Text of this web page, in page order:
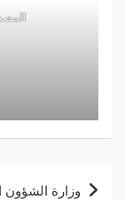
وزارة الشؤون